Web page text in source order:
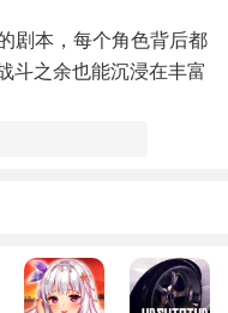
剧本，每个角色背后都
斗之余也能沉浸在丰富
括战士、法师、游侠
巧，玩家需根据战场情
及兵种特性取得胜利。